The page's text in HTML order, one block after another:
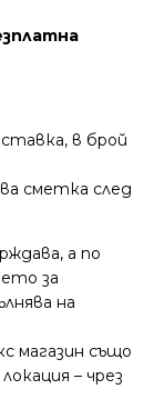
в брой
сметка след
а по
за
на
магазин също
– чрез